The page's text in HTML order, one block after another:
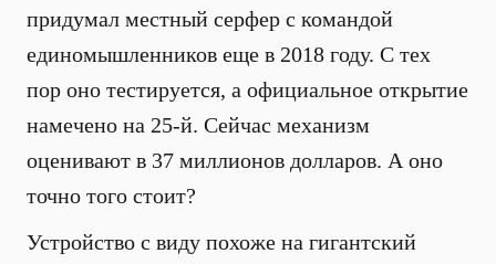
придумал местный серфер с командой
единомышленников еще в 2018 году. С тех
пор оно тестируется, а официальное открытие
намечено на 25-й. Сейчас механизм
оценивают в 37 миллионов долларов. А оно
точно того стоит?
Устройство с виду похоже на гигантский